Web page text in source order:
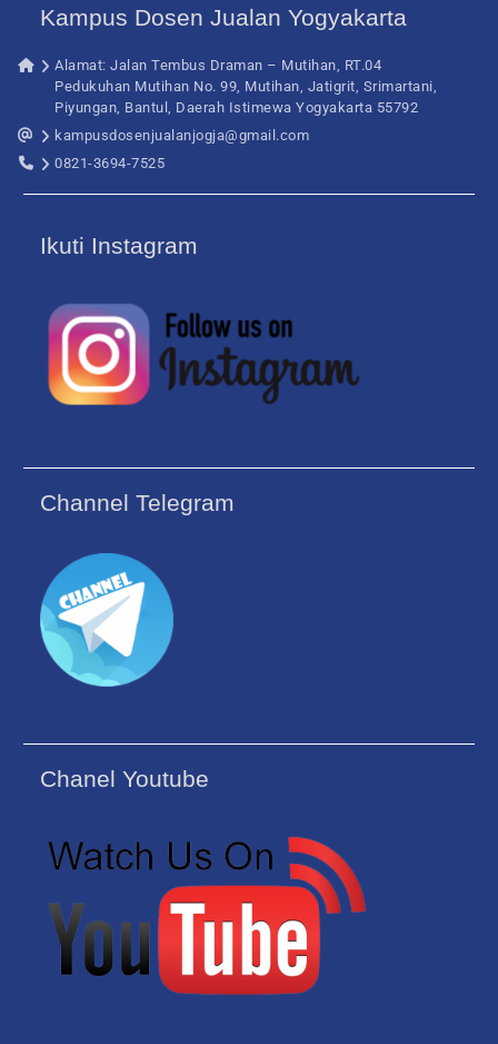
Kampus Dosen Jualan Yogyakarta
Alamat: Jalan Tembus Draman – Mutihan, RT.04
Pedukuhan Mutihan No. 99, Mutihan, Jatigrit, Srimartani,
Piyungan, Bantul, Daerah Istimewa Yogyakarta 55792
kampusdosenjualanjogja@gmail.com
0821-3694-7525
Ikuti Instagram
Channel Telegram
Chanel Youtube